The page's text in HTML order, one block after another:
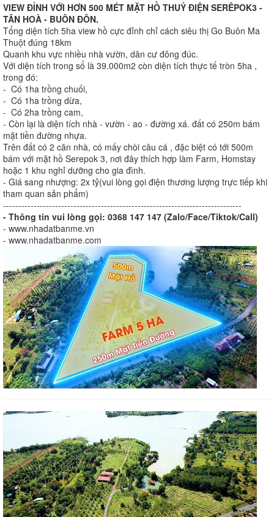
VIEW ĐỈNH VỚI HƠN 500 MÉT MẶT HỒ THUỶ ĐIỆN SERÊPOK3 -
TÂN HOÀ - BUÔN ĐÔN.
Tổng diện tích 5ha view hồ cực đỉnh chỉ cách siêu thị Go Buôn Ma
Thuột đúng 18km
Quanh khu vực nhiều nhà vườn, dân cư đông đúc.
Với diện tích trong sổ là 39.000m2 còn diện tích thực tế tròn 5ha ,
trong đó:
- Có 1ha trồng chuối,
- Có 1ha trồng dừa,
- Có 2ha trồng cam,
- Còn lại là diện tích nhà - vườn - ao - đường xá. đất có 250m bám
mặt tiền đường nhựa.
Trên đất có 2 căn nhà, có mấy chòi câu cá , đặc biệt có tới 500m
bám với mặt hồ Serepok 3, nơi đây thích hợp làm Farm, Homstay
hoặc 1 khu nghỉ dưỡng cho gia đình.
- Giá sang nhượng: 2x tỷ(vui lòng gọi điện thương lượng trực tiếp khi
tham quan sản phẩm)
------------------------------------------------------------------------------
- Thông tin vui lòng gọi: 0368 147 147 (Zalo/Face/Tiktok/Call)
- www.nhadatbanme.vn
- www.nhadatbanme.com